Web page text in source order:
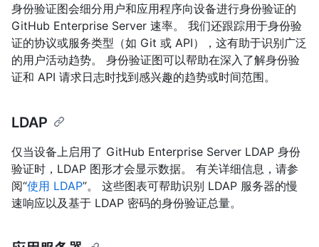
身份验证图会细分用户和应用程序向设备进行身份验证的
GitHub Enterprise Server 速率。 我们还跟踪用于身份验
证的协议或服务类型（如 Git 或 API），这有助于识别广泛
的用户活动趋势。 身份验证图可以帮助在深入了解身份验
证和 API 请求日志时找到感兴趣的趋势或时间范围。
LDAP
仅当设备上启用了 GitHub Enterprise Server LDAP 身份
验证时，LDAP 图形才会显示数据。 有关详细信息，请参
阅“使用 LDAP”。 这些图表可帮助识别 LDAP 服务器的慢
速响应以及基于 LDAP 密码的身份验证总量。